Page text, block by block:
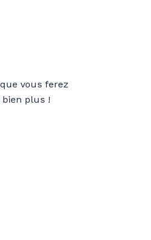
vous ferez
plus !